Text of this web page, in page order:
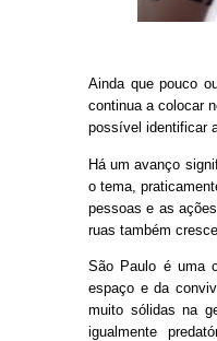
Ainda que pouco
continua a colocar
possível identificar
Há um avanço
o tema,
pessoas e as
ruas também
São Paulo é uma
espaço e da
muito sólidas na
igualmente